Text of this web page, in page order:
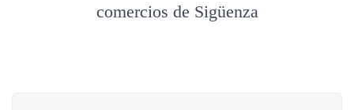
comercios de Sigüenza